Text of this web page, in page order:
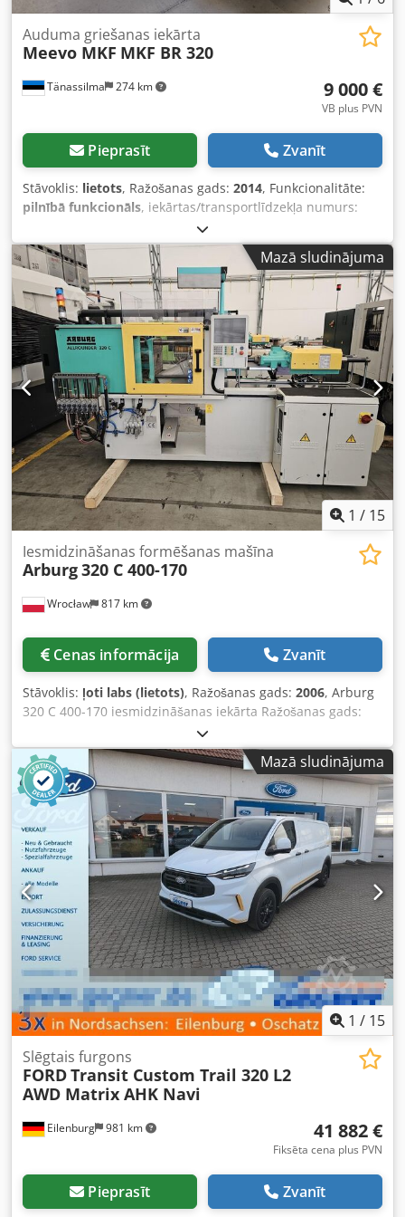
Tänassilma 274 km
Auduma griešanas iekārta
Meevo MKF MKF BR 320
9 000 €
VB plus PVN
Pieprasīt Zvanīt
Stāvoklis: lietots, Ražošanas gads: 2014, Funkcionalitāte:
pilnībā funkcionāls, iekārtas/transportlīdzekļa numurs:
, ievades strāvas veids:
spriegums:400 V, ieejas strāva:24 A, saspiesta gaisa
pieslēgums:
6 stieple, Piedāvājam šo lietoto Meevo MKF
MKF BR 320 audumu griešanas iekārtu, ražošanas gads
2014. Iekārtas tips: Tekstila griešanas iekārta Ražošanas
gads: 2014 Credpfozg Tu Sox Ac Djf Spriegums: 400 V
Strāva: 24 A Spiediens: 6 bar Frekvence: 50 Hz Īsslēguma
strāva: 10 kA Svars: 1500 kg Fāžu skaits: 3 Ja jums ir kādi
jautājumi vai ir nepieciešama papildus informācija, droši
rakstiet vai zvaniet mums.
Mazā sludinājuma
1 / 15
Wrocław 817 km
Iesmidzināšanas formēšanas mašīna
Arburg320 C 400-170
Cenas informācija Zvanīt
Stāvoklis: ļoti labs (lietots), Ražošanas gads: 2006, Arburg
320 C 400-170 iesmidzināšanas iekārta Ražošanas gads:
2006 Aizvēršanas spēks: 40 t Vītņa diametrs: 30 mm
Attālums starp stiprinājuma stieņiem: 320 × 320 mm
Maksimālais iesmidzināšanas tilpums: 85 cm³ Maksimālā
iesmidzinājuma masa (PS): 77 g Iesmidzināšanas
spiediens: 2000 bāri Maksimālais vītnes apgriezienu skaits:
400 apgr./min Sprauslas gājiens: 250 mm Sprauslas
kontakta spiediens: 40,6 kN Sildīšanas jauda: 9,4 kW Sūkņa
piedziņas jauda: 11 kW Kopējā uzstādītā jauda: apm. 20,5
kW Iekārtas garums: apm. 3,4 m Credpfoxwu R Njx Ac Def
Iekārtas platums: apm. 1,4 m Iekārtas augstums: apm. 2,0
m Iekārtas svars: apm. 2 400 kg
Mazā sludinājuma
1 / 15
Eilenburg 981 km
Slēgtais furgons
FORDTransit Custom Trail 320 L2
AWD Matrix AHK Navi
41 882 €
Fiksēta cena plus PVN
Pieprasīt Zvanīt